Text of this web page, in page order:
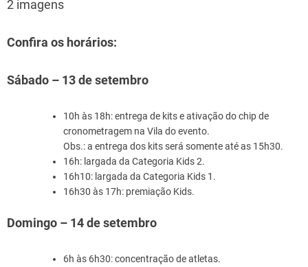
2 imagens
Confira os horários:
Sábado – 13 de setembro
10h às 18h: entrega de kits e ativação do chip de
cronometragem na Vila do evento.
Obs.: a entrega dos kits será somente até as 15h30.
16h: largada da Categoria Kids 2.
16h10: largada da Categoria Kids 1.
16h30 às 17h: premiação Kids.
Domingo – 14 de setembro
6h às 6h30: concentração de atletas.